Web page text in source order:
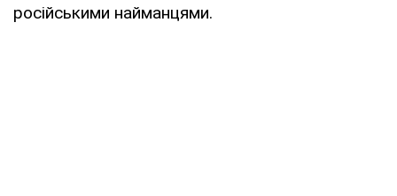
російськими найманцями.